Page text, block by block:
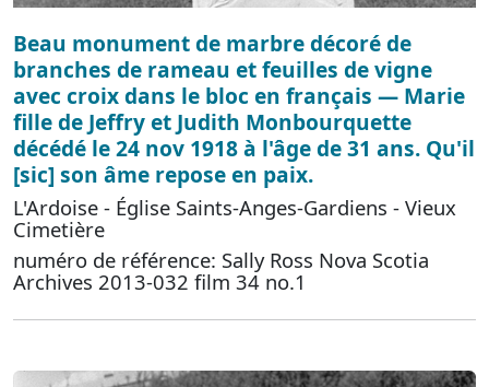
Beau monument de marbre décoré de
branches de rameau et feuilles de vigne
avec croix dans le bloc en français — Marie
fille de Jeffry et Judith Monbourquette
décédé le 24 nov 1918 à l'âge de 31 ans. Qu'il
[sic] son âme repose en paix.
L'Ardoise - Église Saints-Anges-Gardiens - Vieux
Cimetière
numéro de référence: Sally Ross Nova Scotia
Archives 2013-032 film 34 no.1